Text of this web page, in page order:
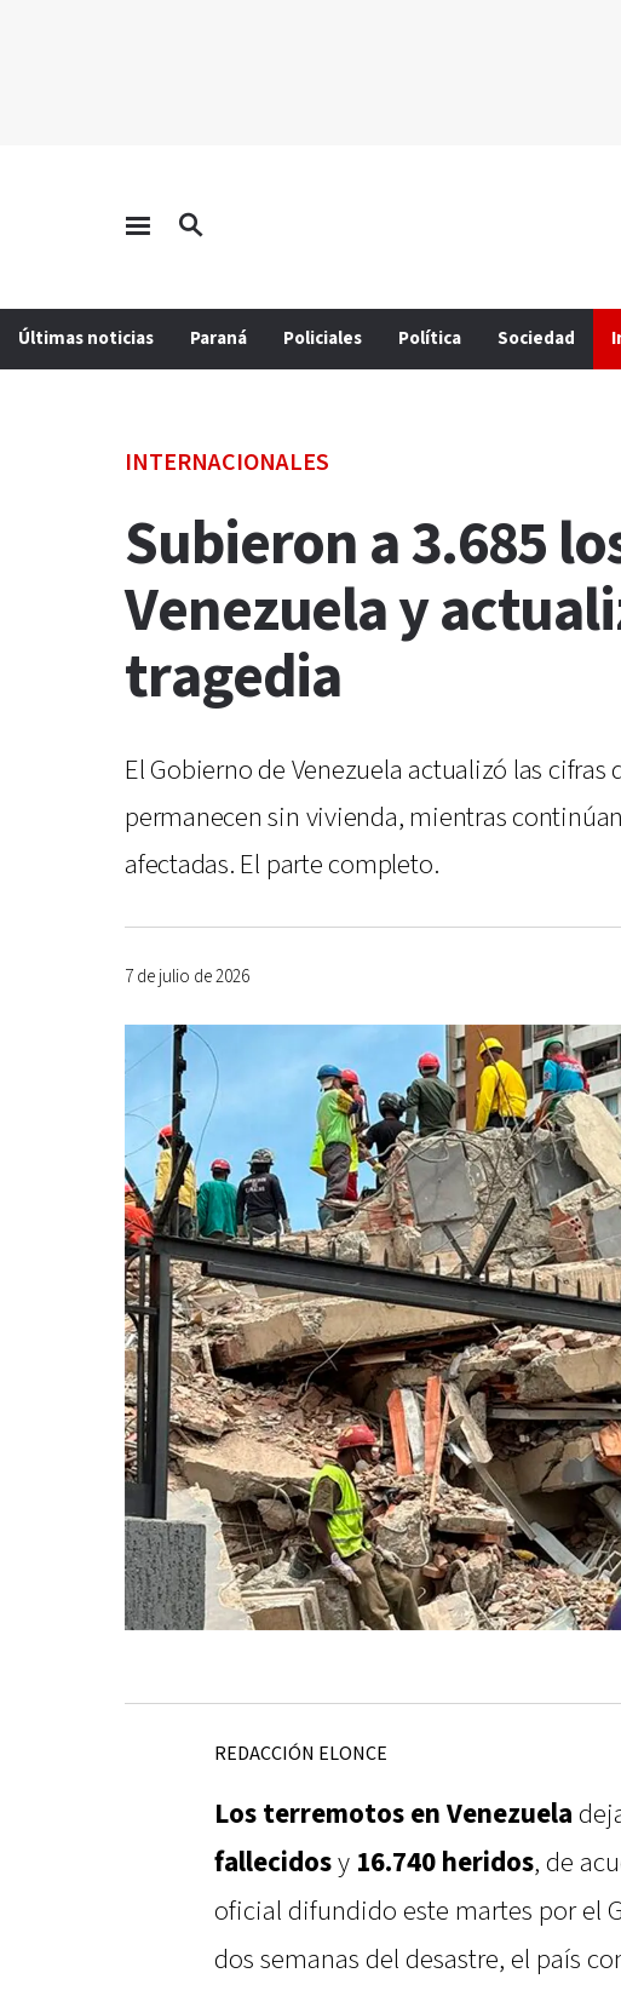
Últimas noticias Paraná Policiales Política Sociedad
INTERNACIONALES
Subieron a 3.685
Venezuela y
tragedia
El Gobierno de Venezuela actualizó las
permanecen sin vivienda, mientras
afectadas. El parte completo.
7 de julio de 2026
REDACCIÓN ELONCE
Los terremotos en Venezuela
fallecidosy 16.740 heridos, de
oficial difundido este martes por el
dos semanas del desastre, el país